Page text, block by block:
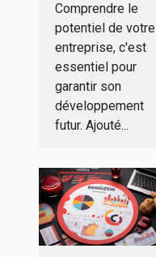
au travers
de l’analyse
SWOT
Comprendre le
potentiel de votre
entreprise, c'est
essentiel pour
garantir son
développement
futur. Ajouté...